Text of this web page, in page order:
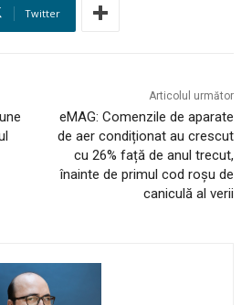
Twitter
Articolul următor
eMAG: Comenzile de aparate
de aer condiționat au crescut
cu 26% față de anul trecut,
înainte de primul cod roșu de
caniculă al verii